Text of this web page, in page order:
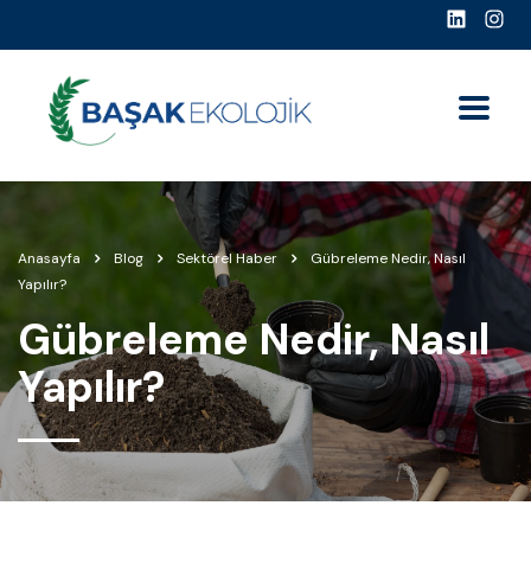
Anasayfa Blog Sektörel Haber
Gübreleme Nedir, Nasıl
Yapılır?
Gübreleme Nedir, Nasıl
Yapılır?